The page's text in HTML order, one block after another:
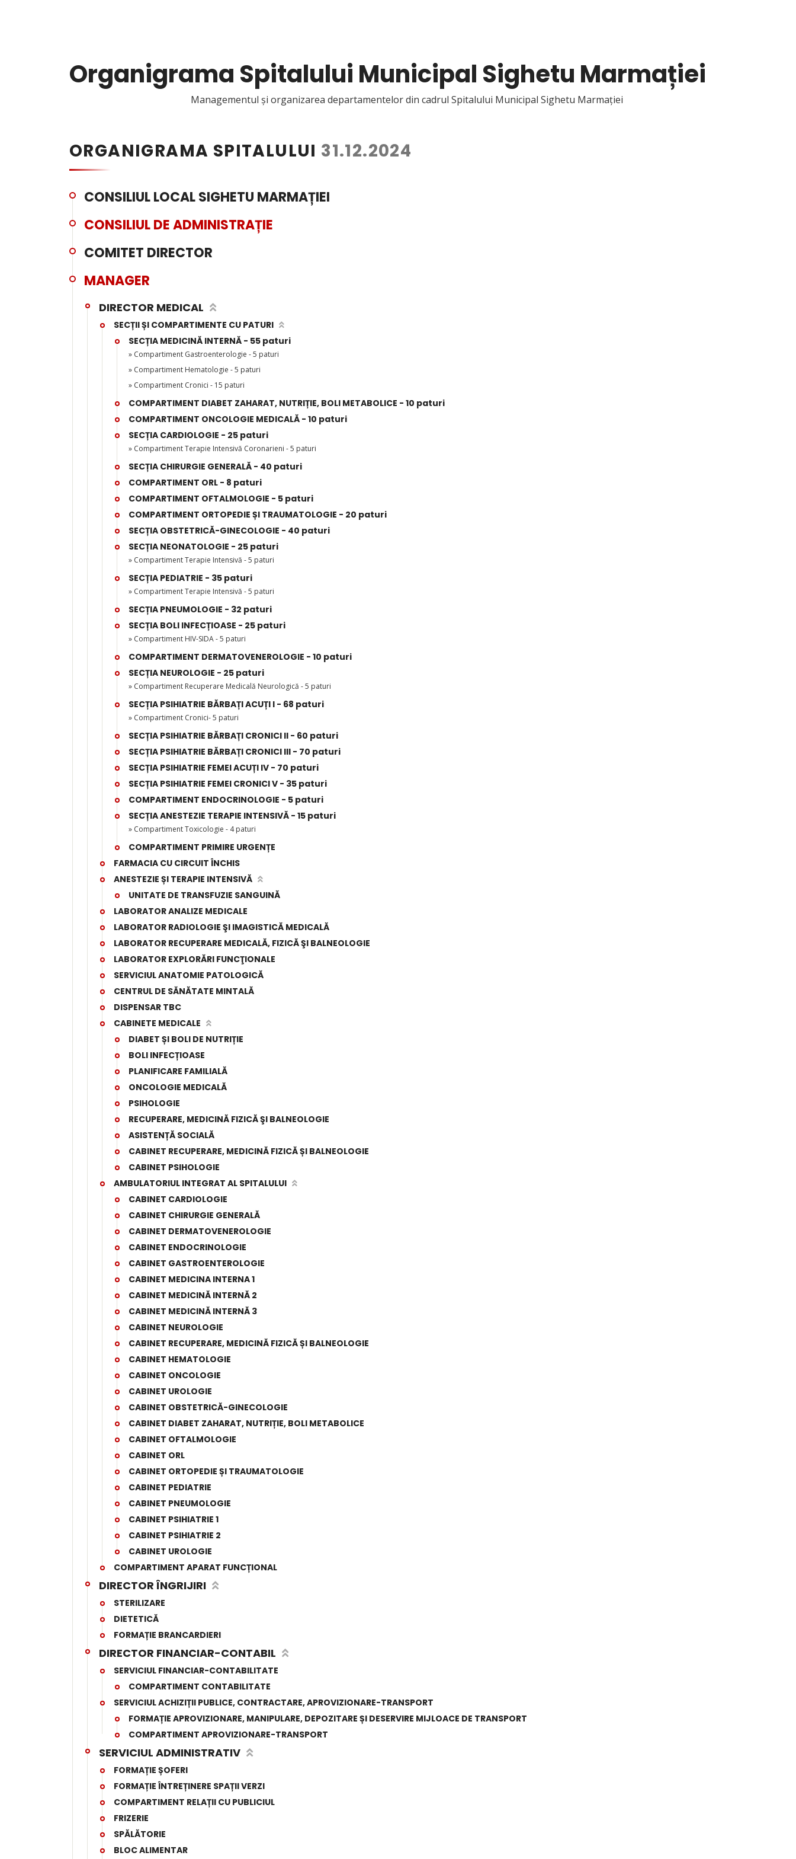
Organigrama Spitalului Municipal Sighetu Marmației
Managementul și organizarea departamentelor din cadrul Spitalului Municipal Sighetu Marmației
ORGANIGRAMA SPITALULUI 31.12.2024
CONSILIUL LOCAL SIGHETU MARMAȚIEI
CONSILIUL DE ADMINISTRAȚIE
COMITET DIRECTOR
MANAGER
DIRECTOR MEDICAL
SECȚII ȘI COMPARTIMENTE CU PATURI
SECȚIA MEDICINĂ INTERNĂ - 55 paturi
» Compartiment Gastroenterologie - 5 paturi
» Compartiment Hematologie - 5 paturi
» Compartiment Cronici - 15 paturi
COMPARTIMENT DIABET ZAHARAT, NUTRIȚIE, BOLI METABOLICE - 10 paturi
COMPARTIMENT ONCOLOGIE MEDICALĂ - 10 paturi
SECȚIA CARDIOLOGIE - 25 paturi
» Compartiment Terapie Intensivă Coronarieni - 5 paturi
SECȚIA CHIRURGIE GENERALĂ - 40 paturi
COMPARTIMENT ORL - 8 paturi
COMPARTIMENT OFTALMOLOGIE - 5 paturi
COMPARTIMENT ORTOPEDIE ȘI TRAUMATOLOGIE - 20 paturi
SECȚIA OBSTETRICĂ-GINECOLOGIE - 40 paturi
SECȚIA NEONATOLOGIE - 25 paturi
» Compartiment Terapie Intensivă - 5 paturi
SECȚIA PEDIATRIE - 35 paturi
» Compartiment Terapie Intensivă - 5 paturi
SECȚIA PNEUMOLOGIE - 32 paturi
SECȚIA BOLI INFECȚIOASE - 25 paturi
» Compartiment HIV-SIDA - 5 paturi
COMPARTIMENT DERMATOVENEROLOGIE - 10 paturi
SECȚIA NEUROLOGIE - 25 paturi
» Compartiment Recuperare Medicală Neurologică - 5 paturi
SECȚIA PSIHIATRIE BĂRBAȚI ACUȚI I - 68 paturi
» Compartiment Cronici- 5 paturi
SECȚIA PSIHIATRIE BĂRBAȚI CRONICI II - 60 paturi
SECȚIA PSIHIATRIE BĂRBAȚI CRONICI III - 70 paturi
SECȚIA PSIHIATRIE FEMEI ACUȚI IV - 70 paturi
SECȚIA PSIHIATRIE FEMEI CRONICI V - 35 paturi
COMPARTIMENT ENDOCRINOLOGIE - 5 paturi
SECȚIA ANESTEZIE TERAPIE INTENSIVĂ - 15 paturi
» Compartiment Toxicologie - 4 paturi
COMPARTIMENT PRIMIRE URGENȚE
FARMACIA CU CIRCUIT ÎNCHIS
ANESTEZIE ȘI TERAPIE INTENSIVĂ
UNITATE DE TRANSFUZIE SANGUINĂ
LABORATOR ANALIZE MEDICALE
LABORATOR RADIOLOGIE ŞI IMAGISTICĂ MEDICALĂ
LABORATOR RECUPERARE MEDICALĂ, FIZICĂ ŞI BALNEOLOGIE
LABORATOR EXPLORĂRI FUNCŢIONALE
SERVICIUL ANATOMIE PATOLOGICĂ
CENTRUL DE SĂNĂTATE MINTALĂ
DISPENSAR TBC
CABINETE MEDICALE
DIABET ȘI BOLI DE NUTRIȚIE
BOLI INFECȚIOASE
PLANIFICARE FAMILIALĂ
ONCOLOGIE MEDICALĂ
PSIHOLOGIE
RECUPERARE, MEDICINĂ FIZICĂ ŞI BALNEOLOGIE
ASISTENȚĂ SOCIALĂ
CABINET RECUPERARE, MEDICINĂ FIZICĂ ȘI BALNEOLOGIE
CABINET PSIHOLOGIE
AMBULATORIUL INTEGRAT AL SPITALULUI
CABINET CARDIOLOGIE
CABINET CHIRURGIE GENERALĂ
CABINET DERMATOVENEROLOGIE
CABINET ENDOCRINOLOGIE
CABINET GASTROENTEROLOGIE
CABINET MEDICINA INTERNA 1
CABINET MEDICINĂ INTERNĂ 2
CABINET MEDICINĂ INTERNĂ 3
CABINET NEUROLOGIE
CABINET RECUPERARE, MEDICINĂ FIZICĂ ȘI BALNEOLOGIE
CABINET HEMATOLOGIE
CABINET ONCOLOGIE
CABINET UROLOGIE
CABINET OBSTETRICĂ-GINECOLOGIE
CABINET DIABET ZAHARAT, NUTRIȚIE, BOLI METABOLICE
CABINET OFTALMOLOGIE
CABINET ORL
CABINET ORTOPEDIE ȘI TRAUMATOLOGIE
CABINET PEDIATRIE
CABINET PNEUMOLOGIE
CABINET PSIHIATRIE 1
CABINET PSIHIATRIE 2
CABINET UROLOGIE
COMPARTIMENT APARAT FUNCȚIONAL
DIRECTOR ÎNGRIJIRI
STERILIZARE
DIETETICĂ
FORMAȚIE BRANCARDIERI
DIRECTOR FINANCIAR-CONTABIL
SERVICIUL FINANCIAR-CONTABILITATE
COMPARTIMENT CONTABILITATE
SERVICIUL ACHIZIȚII PUBLICE, CONTRACTARE, APROVIZIONARE-TRANSPORT
FORMAȚIE APROVIZIONARE, MANIPULARE, DEPOZITARE ȘI DESERVIRE MIJLOACE DE TRANSPORT
COMPARTIMENT APROVIZIONARE-TRANSPORT
SERVICIUL ADMINISTRATIV
FORMAȚIE ȘOFERI
FORMAȚIE ÎNTREȚINERE SPAȚII VERZI
COMPARTIMENT RELAȚII CU PUBLICIUL
FRIZERIE
SPĂLĂTORIE
BLOC ALIMENTAR